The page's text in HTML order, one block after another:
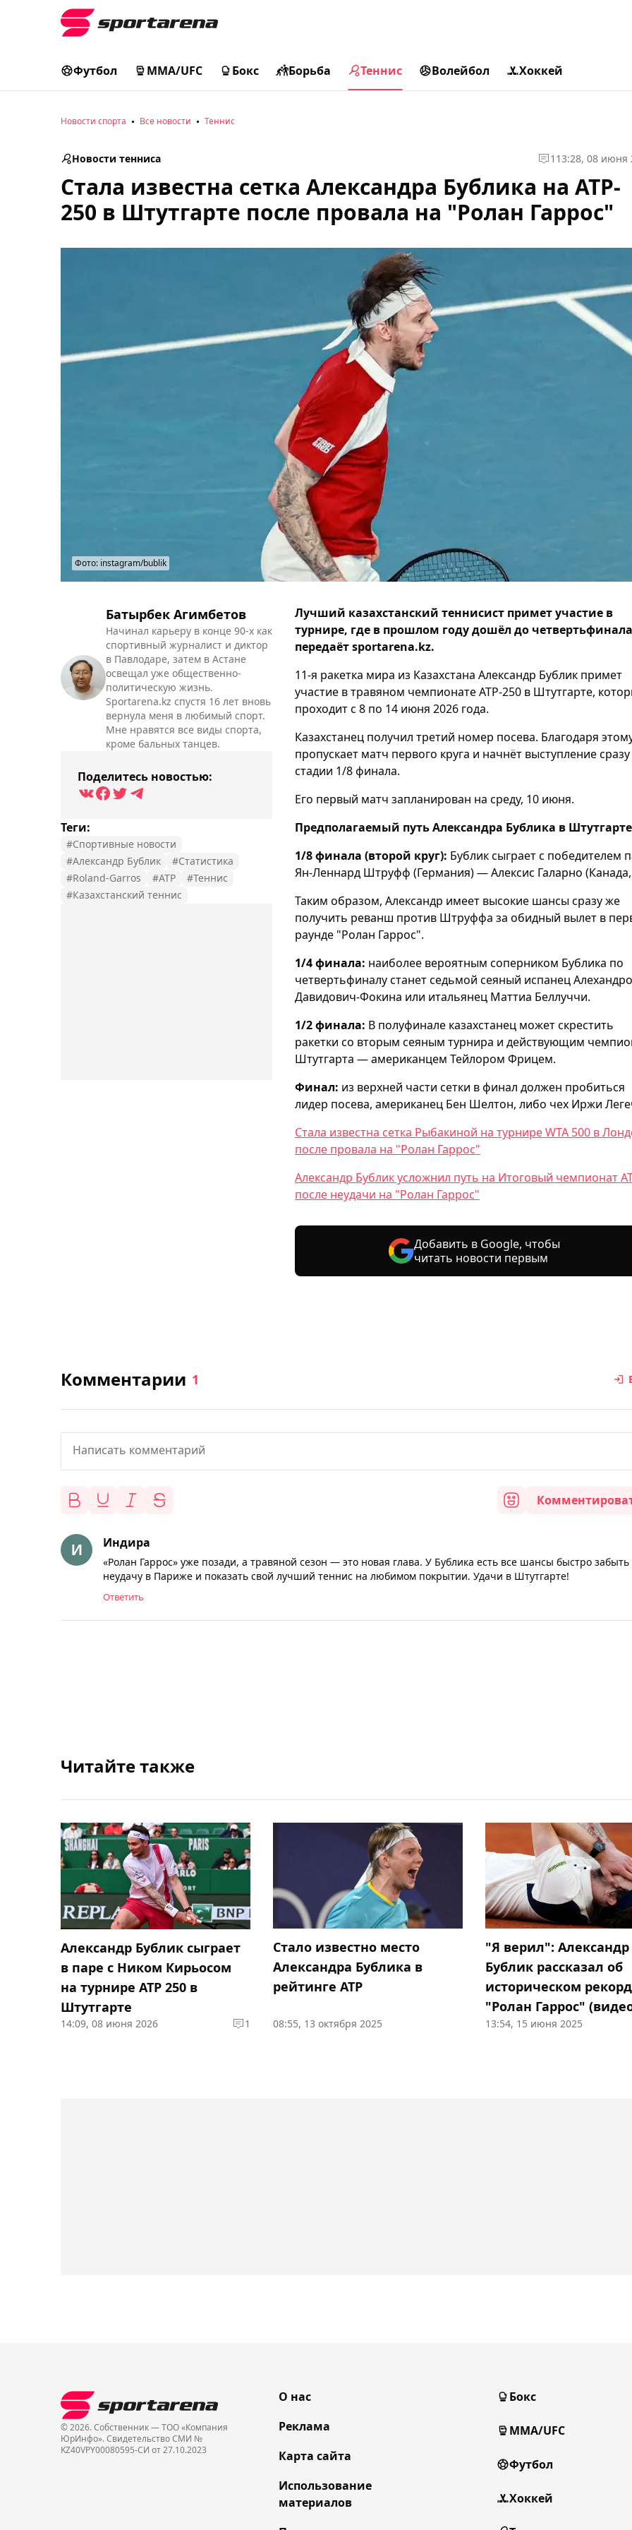
Футбол MMA/UFC Бокс Борьба Теннис Волейбол Хоккей
Новости спорта Все новости Теннис
Новости тенниса 1 13:28, 08 июня
Стала известна сетка Александра Бублика на ATP-
250 в Штутгарте после провала на "Ролан Гаррос"
Фото: instagram/bublik
Батырбек Агимбетов
Начинал карьеру в конце 90-х как
спортивный журналист и диктор
в Павлодаре, затем в Астане
освещал уже общественно-
политическую жизнь.
Sportarena.kz спустя 16 лет вновь
вернула меня в любимый спорт.
Мне нравятся все виды спорта,
кроме бальных танцев.
Поделитесь новостью:
Теги:
#Спортивные новости
#Александр Бублик
#Статистика
#Roland-Garros
#ATP
#Теннис
#Казахстанский теннис
Лучший казахстанский теннисист примет участие в
турнире, где в прошлом году дошёл до
передаёт sportarena.kz.
11-я ракетка мира из Казахстана Александр Бублик примет
участие в травяном чемпионате ATP-250 в Штутгарте,
проходит с 8 по 14 июня 2026 года.
Казахстанец получил третий номер посева. Благодаря
пропускает матч первого круга и начнёт выступление сразу
стадии 1/8 финала.
Его первый матч запланирован на среду, 10 июня.
Предполагаемый путь Александра Бублика в
1/8 финала (второй круг): Бублик сыграет с победителем
Ян-Леннард Штруфф (Германия) — Алексис Галарно (Канада,
Таким образом, Александр имеет высокие шансы сразу же
получить реванш против Штруффа за обидный вылет в
раунде "Ролан Гаррос".
1/4 финала: наиболее вероятным соперником Бублика по
четвертьфиналу станет седьмой сеяный испанец Алехандро
Давидович-Фокина или итальянец Маттиа Беллуччи.
1/2 финала: В полуфинале казахстанец может скрестить
ракетки со вторым сеяным турнира и действующим
Штутгарта — американцем Тейлором Фрицем.
Финал: из верхней части сетки в финал должен пробиться
лидер посева, американец Бен Шелтон, либо чех Иржи
Стала известна сетка Рыбакиной на турнире WTA 500 в
после провала на "Ролан Гаррос"
Александр Бублик усложнил путь на Итоговый чемпионат
после неудачи на "Ролан Гаррос"
Добавить в Google, чтобы
читать новости первым
Комментарии 1
Индира
«Ролан Гаррос» уже позади, а травяной сезон — это новая глава. У Бублика есть все шансы быстро забыть
неудачу в Париже и показать свой лучший теннис на любимом покрытии. Удачи в Штутгарте!
Ответить
Читайте также
Александр Бублик сыграет
в паре с Ником Кирьосом
на турнире ATP 250 в
Штутгарте
14:09, 08 июня 2026 1
Стало известно место
Александра Бублика в
рейтинге ATP
08:55, 13 октября 2025
"Я верил": Александр
Бублик рассказал об
историческом
"Ролан Гаррос"
13:54, 15 июня 2025
© 2026. Собственник — ТОО «Компания
ЮрИнфо». Cвидетельство СМИ №
KZ40VPY00080595-СИ от 27.10.2023
О нас
Реклама
Карта сайта
Использование
материалов
Бокс
MMA/UFC
Футбол
Хоккей